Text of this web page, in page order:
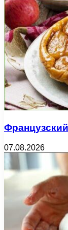
07.08.2026